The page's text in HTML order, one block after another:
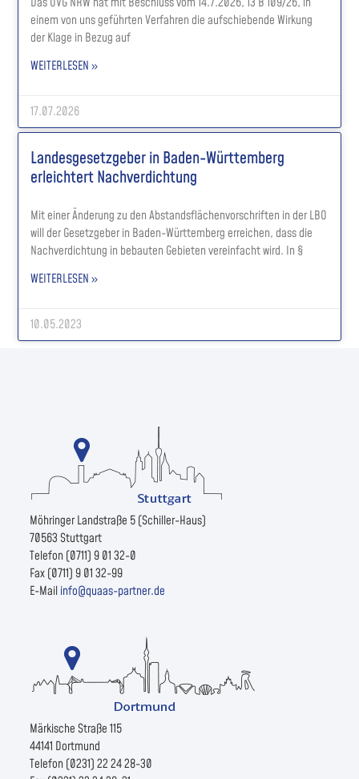
einem von uns geführten Verfahren die aufschiebende Wirkung
der Klage in Bezug auf
WEITERLESEN »
17.07.2026
Landesgesetzgeber in Baden-Württemberg
erleichtert Nachverdichtung
Mit einer Änderung zu den Abstandsflächenvorschriften in der LBO
will der Gesetzgeber in Baden-Württemberg erreichen, dass die
Nachverdichtung in bebauten Gebieten vereinfacht wird. In §
WEITERLESEN »
10.05.2023
Möhringer Landstraße 5 (Schiller-Haus)
70563 Stuttgart
Telefon (0711) 9 01 32-0
Fax (0711) 9 01 32-99
E-Mailinfo@quaas-partner.de
Märkische Straße 115
44141 Dortmund
Telefon (0231) 22 24 28-30